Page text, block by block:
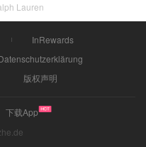
Lauren
InRewards
版权声明
下载App